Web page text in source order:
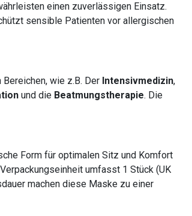
einen zuverlässigen Einsatz.
sensible Patienten vor allergischen
wie z.B. Der Intensivmedizin,
und die Beatmungstherapie. Die
Form für optimalen Sitz und Komfort
umfasst 1 Stück (UK
machen diese Maske zu einer